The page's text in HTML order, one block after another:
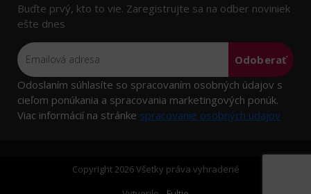
Buďte prvý, kto to vie. Zaregistrujte sa na odber noviniek
ešte dnes
Odoberať
Odoslaním súhlasíte so spracovaním osobných údajov s
cieľom ponúkania a spracovania marketingových ponúk.
Viac informácií na stránke spracovanie osobných údajov
Copyright 2026 Všetky práva vyhradené